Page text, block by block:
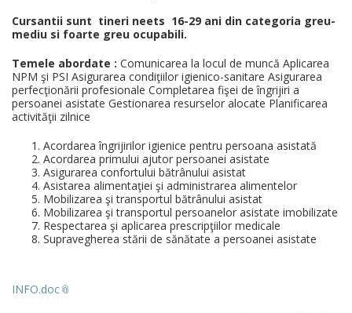
Cursantii sunt tineri neets 16-29 ani din categoria greu-
mediu si foarte greu ocupabili.
Temele abordate : Comunicarea la locul de muncă Aplicarea
NPM şi PSI Asigurarea condiţiilor igienico-sanitare Asigurarea
perfecţionării profesionale Completarea fişei de îngrijiri a
persoanei asistate Gestionarea resurselor alocate Planificarea
activităţii zilnice
Acordarea îngrijirilor igienice pentru persoana asistată
Acordarea primului ajutor persoanei asistate
Asigurarea confortului bătrânului asistat
Asistarea alimentaţiei şi administrarea alimentelor
Mobilizarea şi transportul bătrânului asistat
Mobilizarea şi transportul persoanelor asistate imobilizate
Respectarea şi aplicarea prescripţiilor medicale
Supravegherea stării de sănătate a persoanei asistate
INFO.doc